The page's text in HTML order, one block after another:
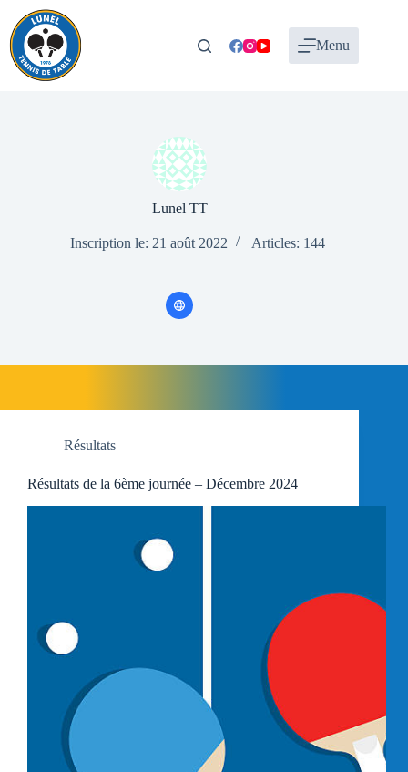
contenu
Menu
Lunel TT
Inscription le: 21 août 2022 Articles: 144
Résultats
Résultats de la 6ème journée – Décembre 2024